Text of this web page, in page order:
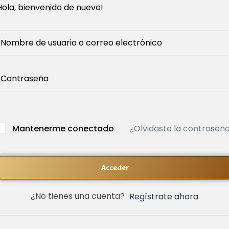
bienvenido de nuevo!
Mantenerme conectado ¿Olvidaste la
Acceder
¿No tienes una cuenta? Regístrate ahora